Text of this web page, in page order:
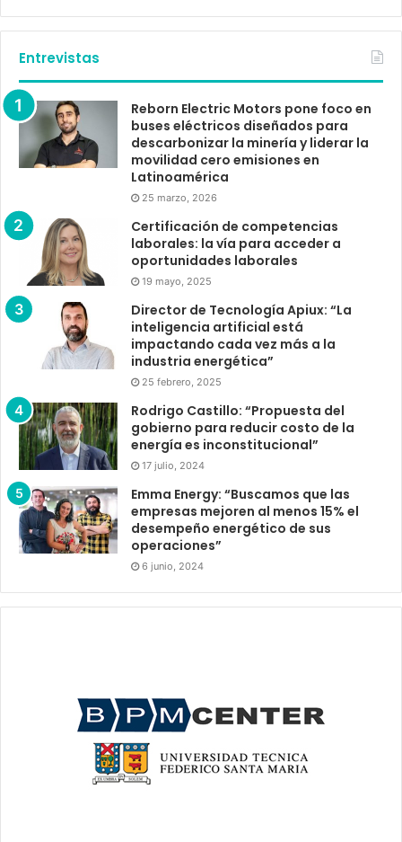
Entrevistas
Reborn Electric Motors pone foco en
buses eléctricos diseñados para
descarbonizar la minería y liderar la
movilidad cero emisiones en
Latinoamérica
25 marzo, 2026
Certificación de competencias
laborales: la vía para acceder a
oportunidades laborales
19 mayo, 2025
Director de Tecnología Apiux: “La
inteligencia artificial está
impactando cada vez más a la
industria energética”
25 febrero, 2025
Rodrigo Castillo: “Propuesta del
gobierno para reducir costo de la
energía es inconstitucional”
17 julio, 2024
Emma Energy: “Buscamos que las
empresas mejoren al menos 15% el
desempeño energético de sus
operaciones”
6 junio, 2024